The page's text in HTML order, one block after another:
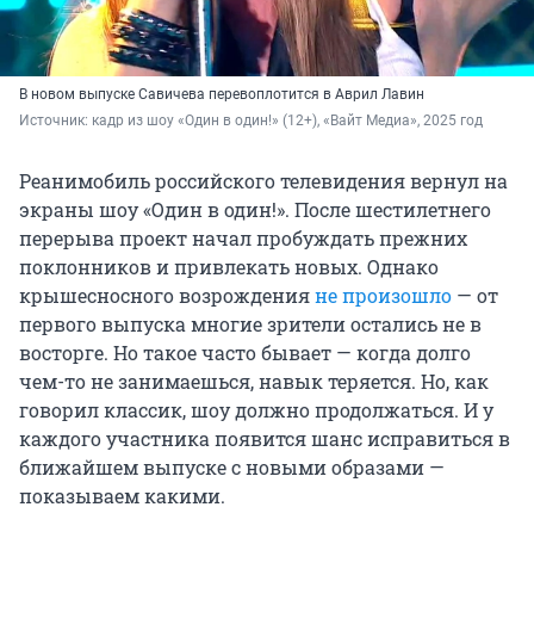
В новом выпуске Савичева перевоплотится в Аврил Лавин
Источник: кадр из шоу «Один в один!» (12+), «Вайт Медиа», 2025 год
Реанимобиль российского телевидения вернул на
экраны шоу «Один в один!». После шестилетнего
перерыва проект начал пробуждать прежних
поклонников и привлекать новых. Однако
крышесносного возрожденияне произошло — от
первого выпуска многие зрители остались не в
восторге. Но такое часто бывает — когда долго
чем-то не занимаешься, навык теряется. Но, как
говорил классик, шоу должно продолжаться. И у
каждого участника появится шанс исправиться в
ближайшем выпуске с новыми образами —
показываем какими.